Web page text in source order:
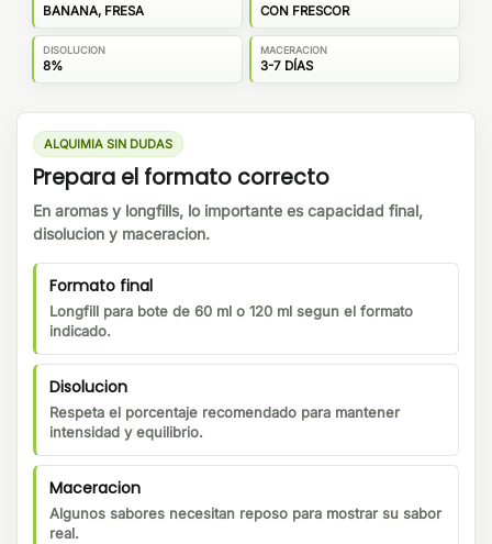
BANANA, FRESA CON FRESCOR
DISOLUCION
8%
MACERACION
3-7 DÍAS
ALQUIMIA SIN DUDAS
Prepara el formato correcto
En aromas y longfills, lo importante es capacidad final,
disolucion y maceracion.
Formato final
Longfill para bote de 60 ml o 120 ml segun el formato
indicado.
Disolucion
Respeta el porcentaje recomendado para mantener
intensidad y equilibrio.
Maceracion
Algunos sabores necesitan reposo para mostrar su sabor
real.